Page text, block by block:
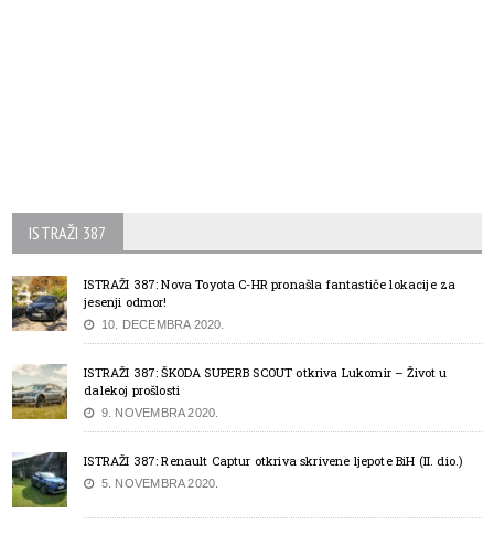
ISTRAŽI 387
ISTRAŽI 387: Nova Toyota C-HR pronašla fantastiče lokacije za
jesenji odmor!
10. DECEMBRA 2020.
ISTRAŽI 387: ŠKODA SUPERB SCOUT otkriva Lukomir – Život u
dalekoj prošlosti
9. NOVEMBRA 2020.
ISTRAŽI 387: Renault Captur otkriva skrivene ljepote BiH (II. dio.)
5. NOVEMBRA 2020.